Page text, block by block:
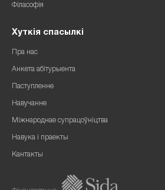
Філасофія
Хуткія спасылкі
Пра нас
Анкета абітурыента
Паступленне
Навучанне
Міжнароднае супрацоўніцтва
Навука і праекты
Кантакты